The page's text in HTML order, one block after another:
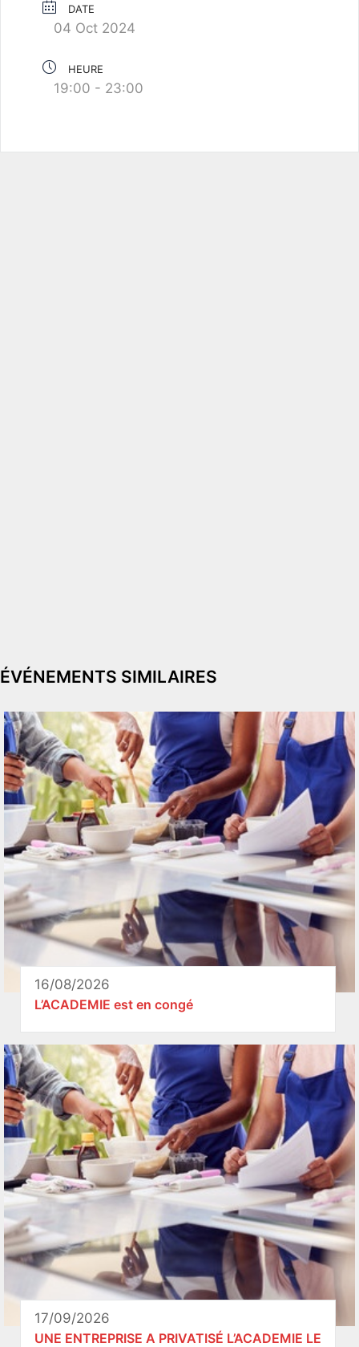
DATE
04 Oct 2024
HEURE
19:00 - 23:00
ÉVÉNEMENTS SIMILAIRES
16/08/2026
L’ACADEMIE est en congé
17/09/2026
UNE ENTREPRISE A PRIVATISÉ L’ACADEMIE LE